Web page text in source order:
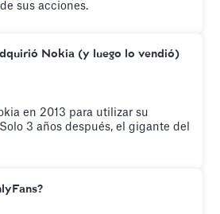
sus acciones.
Nokia (y luego lo vendió)
en 2013 para utilizar su
3 años después, el gigante del